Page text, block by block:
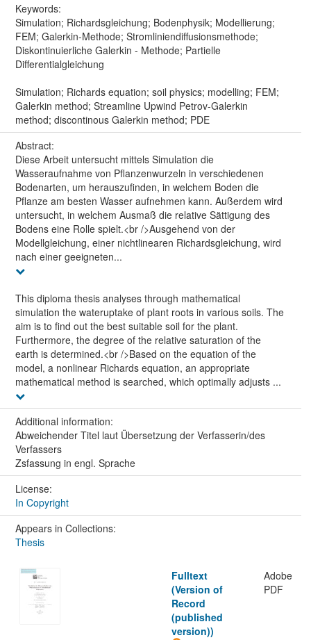
Keywords:
Simulation; Richardsgleichung; Bodenphysik; Modellierung;
FEM; Galerkin-Methode; Stromliniendiffusionsmethode;
Diskontinuierliche Galerkin - Methode; Partielle
Differentialgleichung
Simulation; Richards equation; soil physics; modelling; FEM;
Galerkin method; Streamline Upwind Petrov-Galerkin
method; discontinous Galerkin method; PDE
Abstract:
Diese Arbeit untersucht mittels Simulation die
Wasseraufnahme von Pflanzenwurzeln in verschiedenen
Bodenarten, um herauszufinden, in welchem Boden die
Pflanze am besten Wasser aufnehmen kann. Außerdem wird
untersucht, in welchem Ausmaß die relative Sättigung des
Bodens eine Rolle spielt.<br />Ausgehend von der
Modellgleichung, einer nichtlinearen Richardsgleichung, wird
nach einer geeigneten...
This diploma thesis analyses through mathematical
simulation the wateruptake of plant roots in various soils. The
aim is to find out the best suitable soil for the plant.
Furthermore, the degree of the relative saturation of the
earth is determined.<br />Based on the equation of the
model, a nonlinear Richards equation, an appropriate
mathematical method is searched, which optimally adjusts ...
Additional information:
Abweichender Titel laut Übersetzung der Verfasserin/des
Verfassers
Zsfassung in engl. Sprache
License:
In Copyright
Appears in Collections:
Thesis
Fulltext
(Version of
Record
(published
version))
Adobe
PDF